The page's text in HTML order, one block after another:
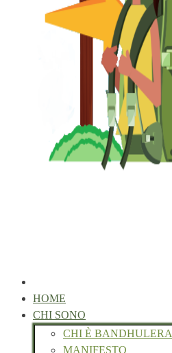
HOME
CHI SONO
CHI È BANDHULERA
MANIFESTO